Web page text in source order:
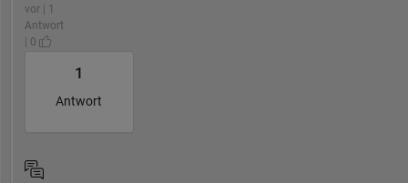
vor | 1
Antwort
| 0
1
Antwort